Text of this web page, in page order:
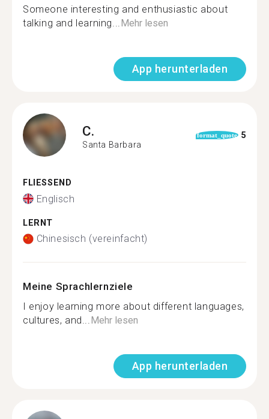
Someone interesting and enthusiastic about
talking and learning...Mehr lesen
App herunterladen
C.
Santa Barbara
format_quote 5
FLIESSEND
Englisch
LERNT
Chinesisch (vereinfacht)
Meine Sprachlernziele
I enjoy learning more about different languages,
cultures, and...Mehr lesen
App herunterladen